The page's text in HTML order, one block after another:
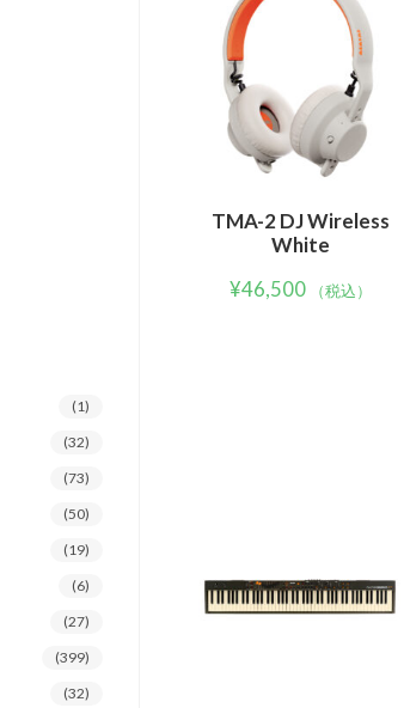
TMA-2 DJ Wireless
White
¥46,500 （税込）
(1)
(32)
(73)
(50)
(19)
(6)
(27)
(399)
(32)